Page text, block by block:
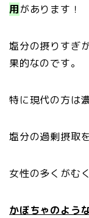
用があります！
塩分の摂りすぎ
果的なのです。
特に現代の方は
塩分の過剰摂取
女性の多くがむ
かぼちゃのよう